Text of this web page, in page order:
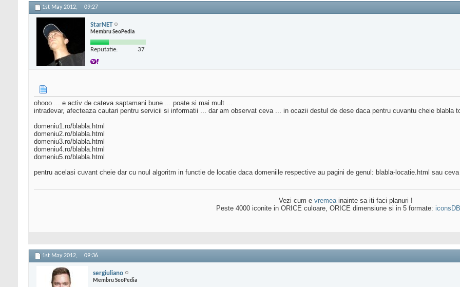
1st May 2012, 09:27
StarNET
Membru SeoPedia
Reputatie: 37
ohooo ... e activ de cateva saptamani bune ... poate si mai mult ...
intradevar, afecteaza cautari pentru servicii si informatii ... dar am observat ceva ... in ocazii destul de dese daca pentru cuvantu cheie blabla
domeniu1.ro/blabla.html
domeniu2.ro/blabla.html
domeniu3.ro/blabla.html
domeniu4.ro/blabla.html
domeniu5.ro/blabla.html
pentru acelasi cuvant cheie dar cu noul algoritm in functie de locatie daca domeniile respective au pagini de genul: blabla-locatie.html sau
Vezi cum e vremeainainte sa iti faci planuri !
Peste 4000 iconite in ORICE culoare, ORICE dimensiune si in 5 formate:
1st May 2012, 09:36
sergiuliano
Membru SeoPedia